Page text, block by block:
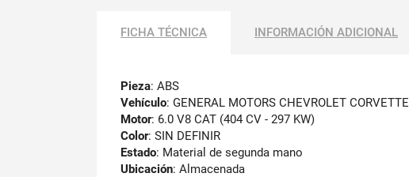
FICHA TÉCNICA INFORMACIÓN ADICIONAL
Pieza: ABS
Vehículo: GENERAL MOTORS CHEVROLET CORVETTE
Motor: 6.0 V8 CAT (404 CV - 297 KW)
Color: SIN DEFINIR
Estado: Material de segunda mano
Ubicación: Almacenada